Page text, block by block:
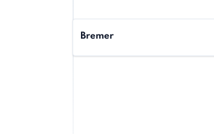
Bremer